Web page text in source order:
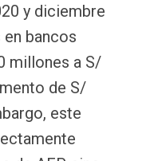
y diciembre
bancos
millones a S/
de S/
este